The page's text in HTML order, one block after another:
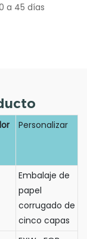
a 45 días
Personalizar
Embalaje de
papel
corrugado de
cinco capas